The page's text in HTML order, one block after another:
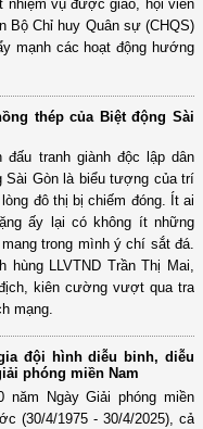
nhiệm vụ được giao, hội viên
Bộ Chỉ huy Quân sự (CHQS)
mạnh các hoạt động hướng
thép của Biệt động Sài
đấu tranh giành độc lập dân
Gòn là biểu tượng của trí
đô thị bị chiếm đóng. Ít ai
ấy lại có không ít những
trong mình ý chí sắt đá.
hùng LLVTND Trần Thị Mai,
kiên cường vượt qua tra
mạng.
đội hình diễu binh, diễu
phóng miền Nam
năm Ngày Giải phóng miền
(30/4/1975 - 30/4/2025), cả